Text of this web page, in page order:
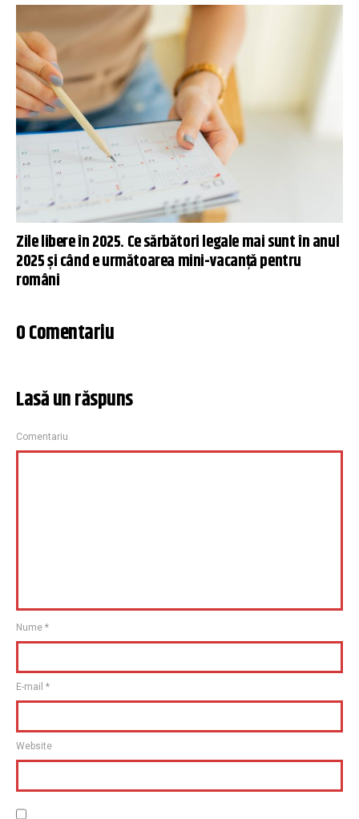
Zile libere în 2025. Ce sărbători legale mai sunt în anul
2025 și când e următoarea mini-vacanță pentru
români
0 Comentariu
Lasă un răspuns
Comentariu
Nume *
E-mail *
Website